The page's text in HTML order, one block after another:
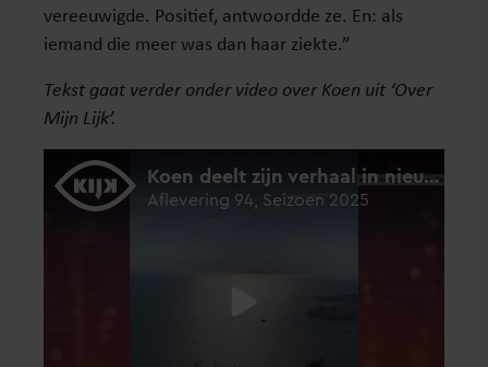
vereeuwigde. Positief, antwoordde ze. En: als
iemand die meer was dan haar ziekte.”
Tekst gaat verder onder video over Koen uit ‘Over
Mijn Lijk’.